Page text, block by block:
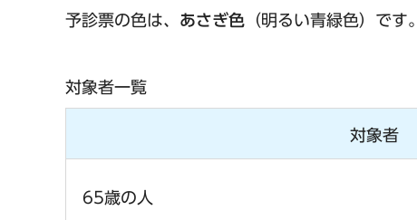
予診票の色は、 あさぎ色 （明るい青緑色）です。
対象者一覧
対象者
65歳の人